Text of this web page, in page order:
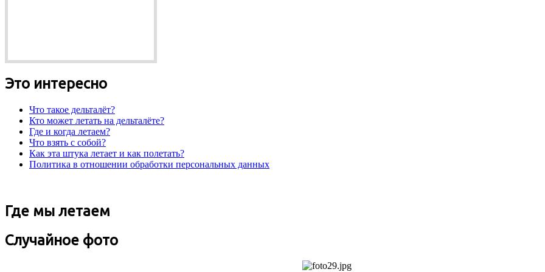
Это интересно
Что такое дельталёт?
Кто может летать на дельталёте?
Где и когда летаем?
Что взять с собой?
Как эта штука летает и как полетать?
Политика в отношении обработки персональных данных
Где мы летаем
Случайное фото